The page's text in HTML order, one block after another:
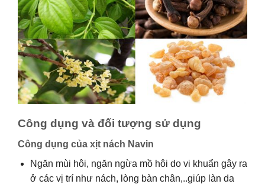
Công dụng và đối tượng sử dụng
Công dụng của xịt nách Navin
Ngăn mùi hôi, ngăn ngừa mồ hôi do vi khuẩn gây ra
ở các vị trí như nách, lòng bàn chân,..giúp làn da